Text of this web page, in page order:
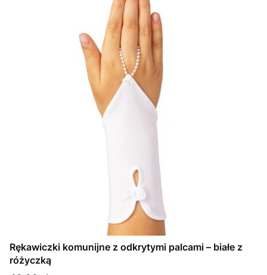
Rękawiczki komunijne z odkrytymi palcami – białe z
różyczką